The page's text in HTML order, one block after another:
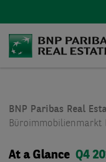
BNP Paribas Real
Büroimmobilienmarkt
At a Glance Q4